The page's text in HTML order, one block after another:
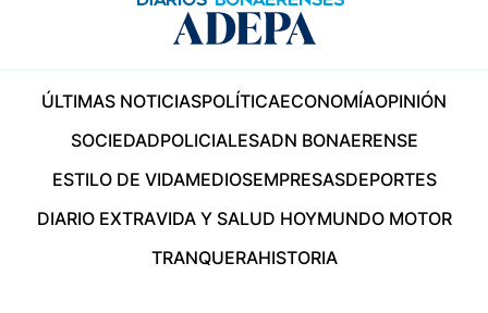
ÚLTIMAS NOTICIASPOLÍTICAECONOMÍAOPINIÓN
SOCIEDADPOLICIALESADN BONAERENSE
ESTILO DE VIDAMEDIOSEMPRESASDEPORTES
DIARIO EXTRAVIDA Y SALUD HOYMUNDO MOTOR
TRANQUERAHISTORIA